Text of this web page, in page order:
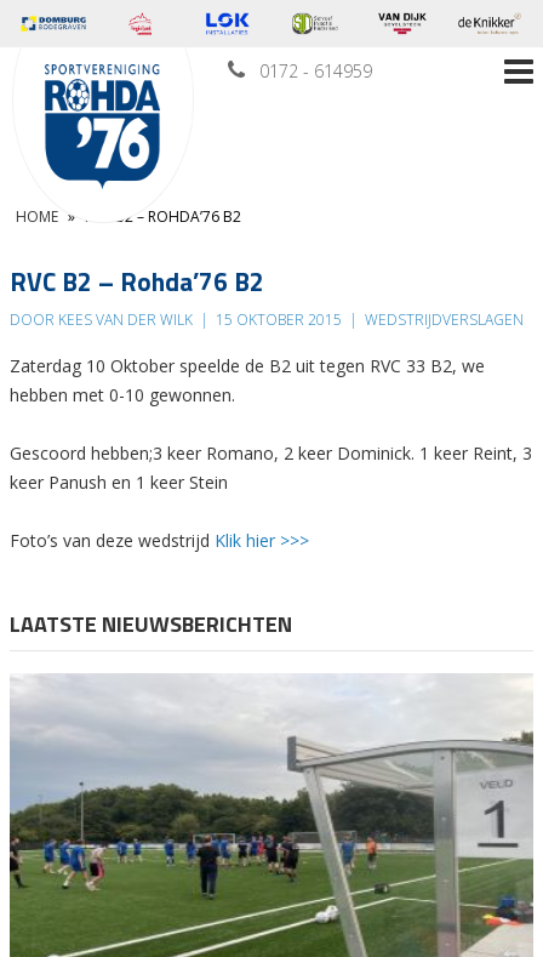
0172 - 614959
HOME » RVC B2 – ROHDA’76 B2
RVC B2 – Rohda’76 B2
DOOR KEES VAN DER WILK | 15 OKTOBER 2015 | WEDSTRIJDVERSLAGEN
Zaterdag 10 Oktober speelde de B2 uit tegen RVC 33 B2, we
hebben met 0-10 gewonnen.
Gescoord hebben;3 keer Romano, 2 keer Dominick. 1 keer Reint, 3
keer Panush en 1 keer Stein
Foto’s van deze wedstrijd Klik hier >>>
LAATSTE NIEUWSBERICHTEN